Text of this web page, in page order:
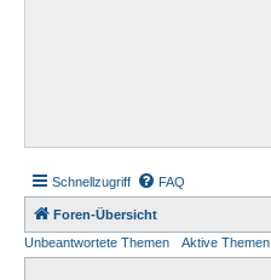
Schnellzugriff FAQ
Foren-Übersicht
Unbeantwortete Themen
Aktive Themen